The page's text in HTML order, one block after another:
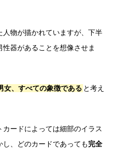
物が描かれていますが、下半
器があることを想像させま
女、すべての象徴である と考え
ードによっては細部のイラス
し、どのカードであっても完全